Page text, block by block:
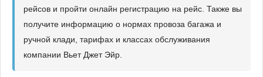
рейсов и пройти онлайн регистрацию на рейс. Также вы
получите информацию о нормах провоза багажа и
ручной клади, тарифах и классах обслуживания
компании Вьет Джет Эйр.